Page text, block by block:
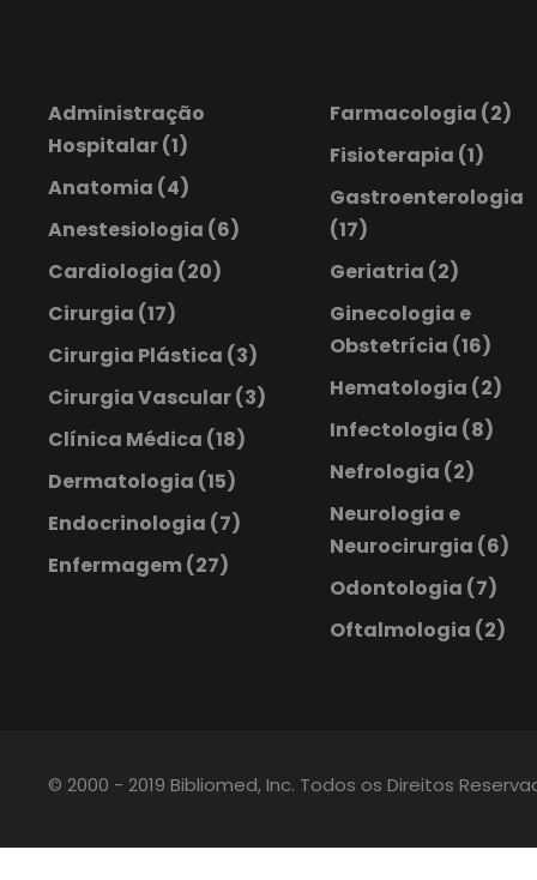
Administração
Hospitalar(1)
Anatomia (4)
Anestesiologia (6)
Cardiologia (20)
Cirurgia (17)
Cirurgia Plástica (3)
Cirurgia Vascular(3)
Clínica Médica (18)
Dermatologia (15)
Endocrinologia (7)
Enfermagem(27)
Farmacologia (2)
Fisioterapia (1)
Gastroenterologia
(17)
Geriatria (2)
Ginecologia e
Obstetrícia (16)
Hematologia (2)
Infectologia (8)
Nefrologia (2)
Neurologia e
Neurocirurgia (6)
Odontologia (7)
Oftalmologia (2)
© 2000 - 2019 Bibliomed, Inc. Todos os Direitos